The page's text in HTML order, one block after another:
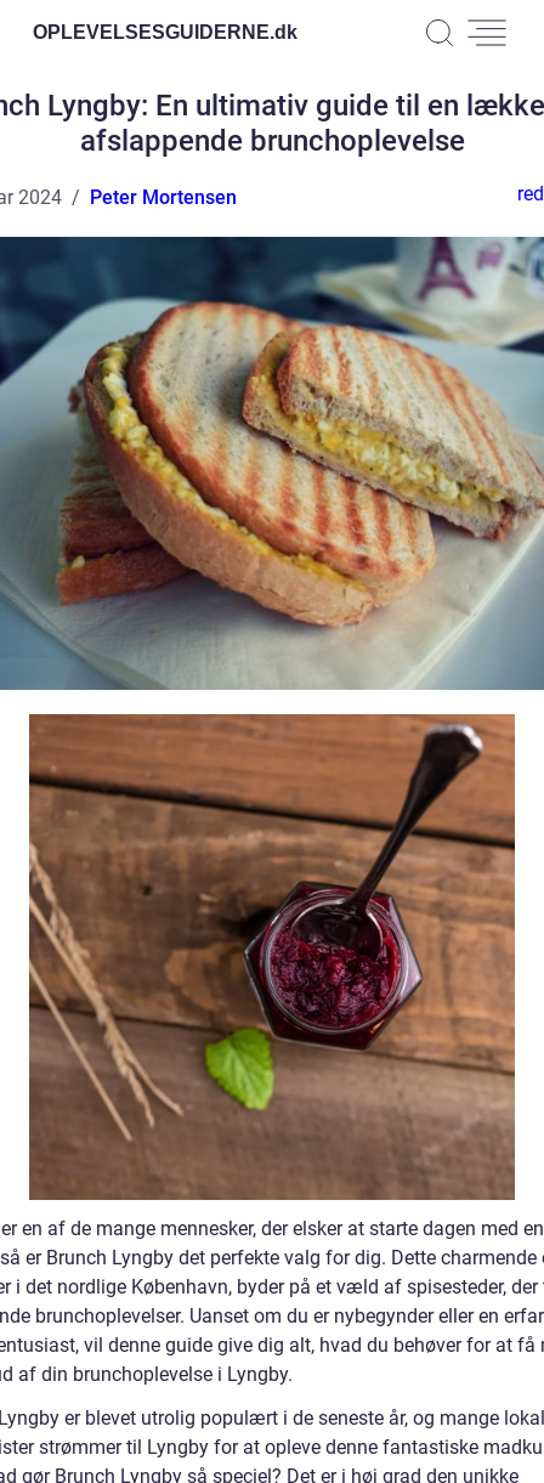
OPLEVELSESGUIDERNE.dk
Lyngby: En ultimativ guide til en
afslappende brunchoplevelse
2024 Peter Mortensen
en af de mange mennesker, der elsker at starte dagen med
er Brunch Lyngby det perfekte valg for dig. Dette charmende
i det nordlige København, byder på et væld af spisesteder, der
brunchoplevelser. Uanset om du er nybegynder eller en
vil denne guide give dig alt, hvad du behøver for at få
af din brunchoplevelse i Lyngby.
er blevet utrolig populært i de seneste år, og mange
strømmer til Lyngby for at opleve denne fantastiske
gør Brunch Lyngby så speciel? Det er i høj grad den unikke